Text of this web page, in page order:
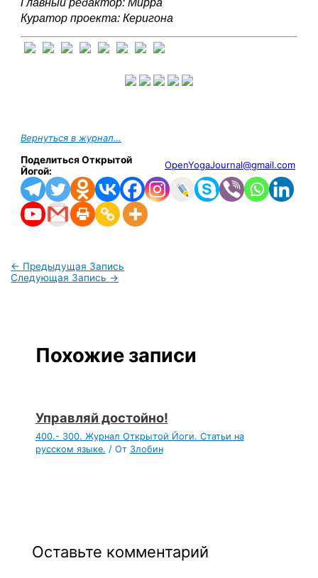
Главный редактор: Мирра
Куратор проекта: Керигона
Вернуться в журнал…
OpenYogaJournal@gmail.com
Поделиться Открытой
Йогой:
← Предыдущая Запись
Следующая Запись →
Похожие записи
Управляй достойно!
400.- 300. Журнал Открытой Йоги. Статьи на
русском языке. / От Злобин
Оставьте комментарий